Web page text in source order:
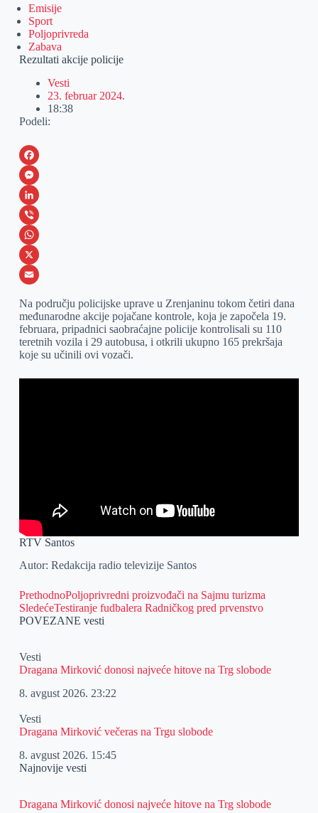
Emisije
Sport
Poljoprivreda
Zabava
Rezultati akcije policije
Vesti
23. februar 2024.
18:38
Podeli:
F
a
c
e
b
o
k
M
e
s
s
e
g
e
r
L
i
n
k
d
I
n
V
i
b
r
W
h
t
s
A
X
m
a
i
Na području policijske uprave u Zrenjaninu tokom četiri dana
međunarodne akcije pojačane kontrole, koja je započela 19.
februara, pripadnici saobraćajne policije kontrolisali su 110
teretnih vozila i 29 autobusa, i otkrili ukupno 165 prekršaja
koje su učinili ovi vozači.
RTV Santos
Autor: Redakcija radio televizije Santos
PrethodnoPoljoprivredni proizvođači na Sajmu turizma
SledećeTestiranje fudbalera Radničkog pred prvenstvo
POVEZANE vesti
Vesti
Dragana Mirković donosi najveće hitove na Trg slobode
8. avgust 2026. 23:22
Vesti
Dragana Mirković večeras na Trgu slobode
8. avgust 2026. 15:45
Najnovije vesti
Dragana Mirković donosi najveće hitove na Trg slobode